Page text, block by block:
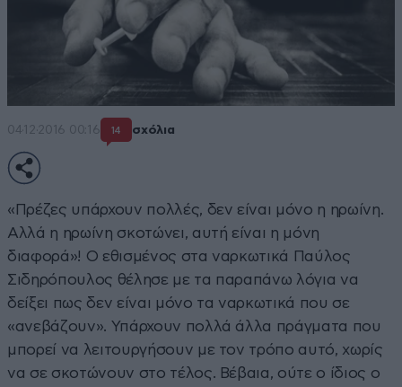
04·12·2016 00:16 14 σχόλια
«Πρέζες υπάρχουν πολλές, δεν είναι μόνο η ηρωίνη.
Αλλά η ηρωίνη σκοτώνει, αυτή είναι η μόνη
διαφορά»! Ο εθισμένος στα ναρκωτικά Παύλος
Σιδηρόπουλος θέλησε με τα παραπάνω λόγια να
δείξει πως δεν είναι μόνο τα ναρκωτικά που σε
«ανεβάζουν». Υπάρχουν πολλά άλλα πράγματα που
μπορεί να λειτουργήσουν με τον τρόπο αυτό, χωρίς
να σε σκοτώνουν στο τέλος. Βέβαια, ούτε ο ίδιος ο